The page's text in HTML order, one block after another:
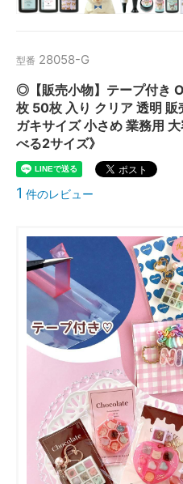
型番 28058-G
◎【販売小物】テープ付き
枚 50枚 入り クリア 透明
ガキサイズ 小さめ 業務用
べる2サイズ》
1 件のレビュー